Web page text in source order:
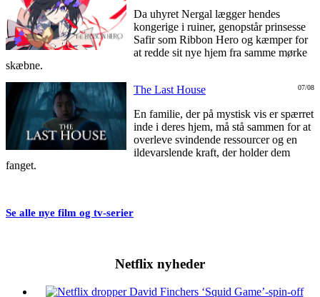
Da uhyret Nergal lægger hendes
kongerige i ruiner, genopstår prinsesse
Safir som Ribbon Hero og kæmper for
at redde sit nye hjem fra samme mørke
skæbne.
07/08
The Last House
En familie, der på mystisk vis er spærret
inde i deres hjem, må stå sammen for at
overleve svindende ressourcer og en
ildevarslende kraft, der holder dem
fanget.
Se alle nye film og tv-serier
Netflix nyheder